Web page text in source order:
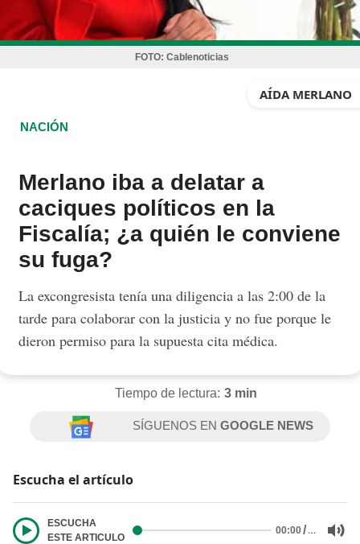
FOTO: Cablenoticias
AÍDA MERLANO
NACIÓN
Merlano iba a delatar a
caciques políticos en la
Fiscalía; ¿a quién le conviene
su fuga?
La excongresista tenía una diligencia a las 2:00 de la
tarde para colaborar con la justicia y no fue porque le
dieron permiso para la supuesta cita médica.
Tiempo de lectura: 3 min
SÍGUENOS ENGOOGLE NEWS
Escucha el artículo
ESCUCHA
ESTE ARTICULO
00:00/…